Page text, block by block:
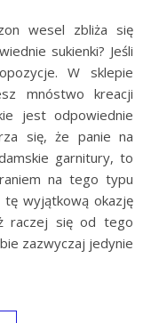
sukienki? Jeśli
W sklepie
mnóstwo kreacji
jest odpowiednie
się, że panie na
garnitury, to
na tego typu
tę wyjątkową okazję
raczej się od tego
zazwyczaj jedynie